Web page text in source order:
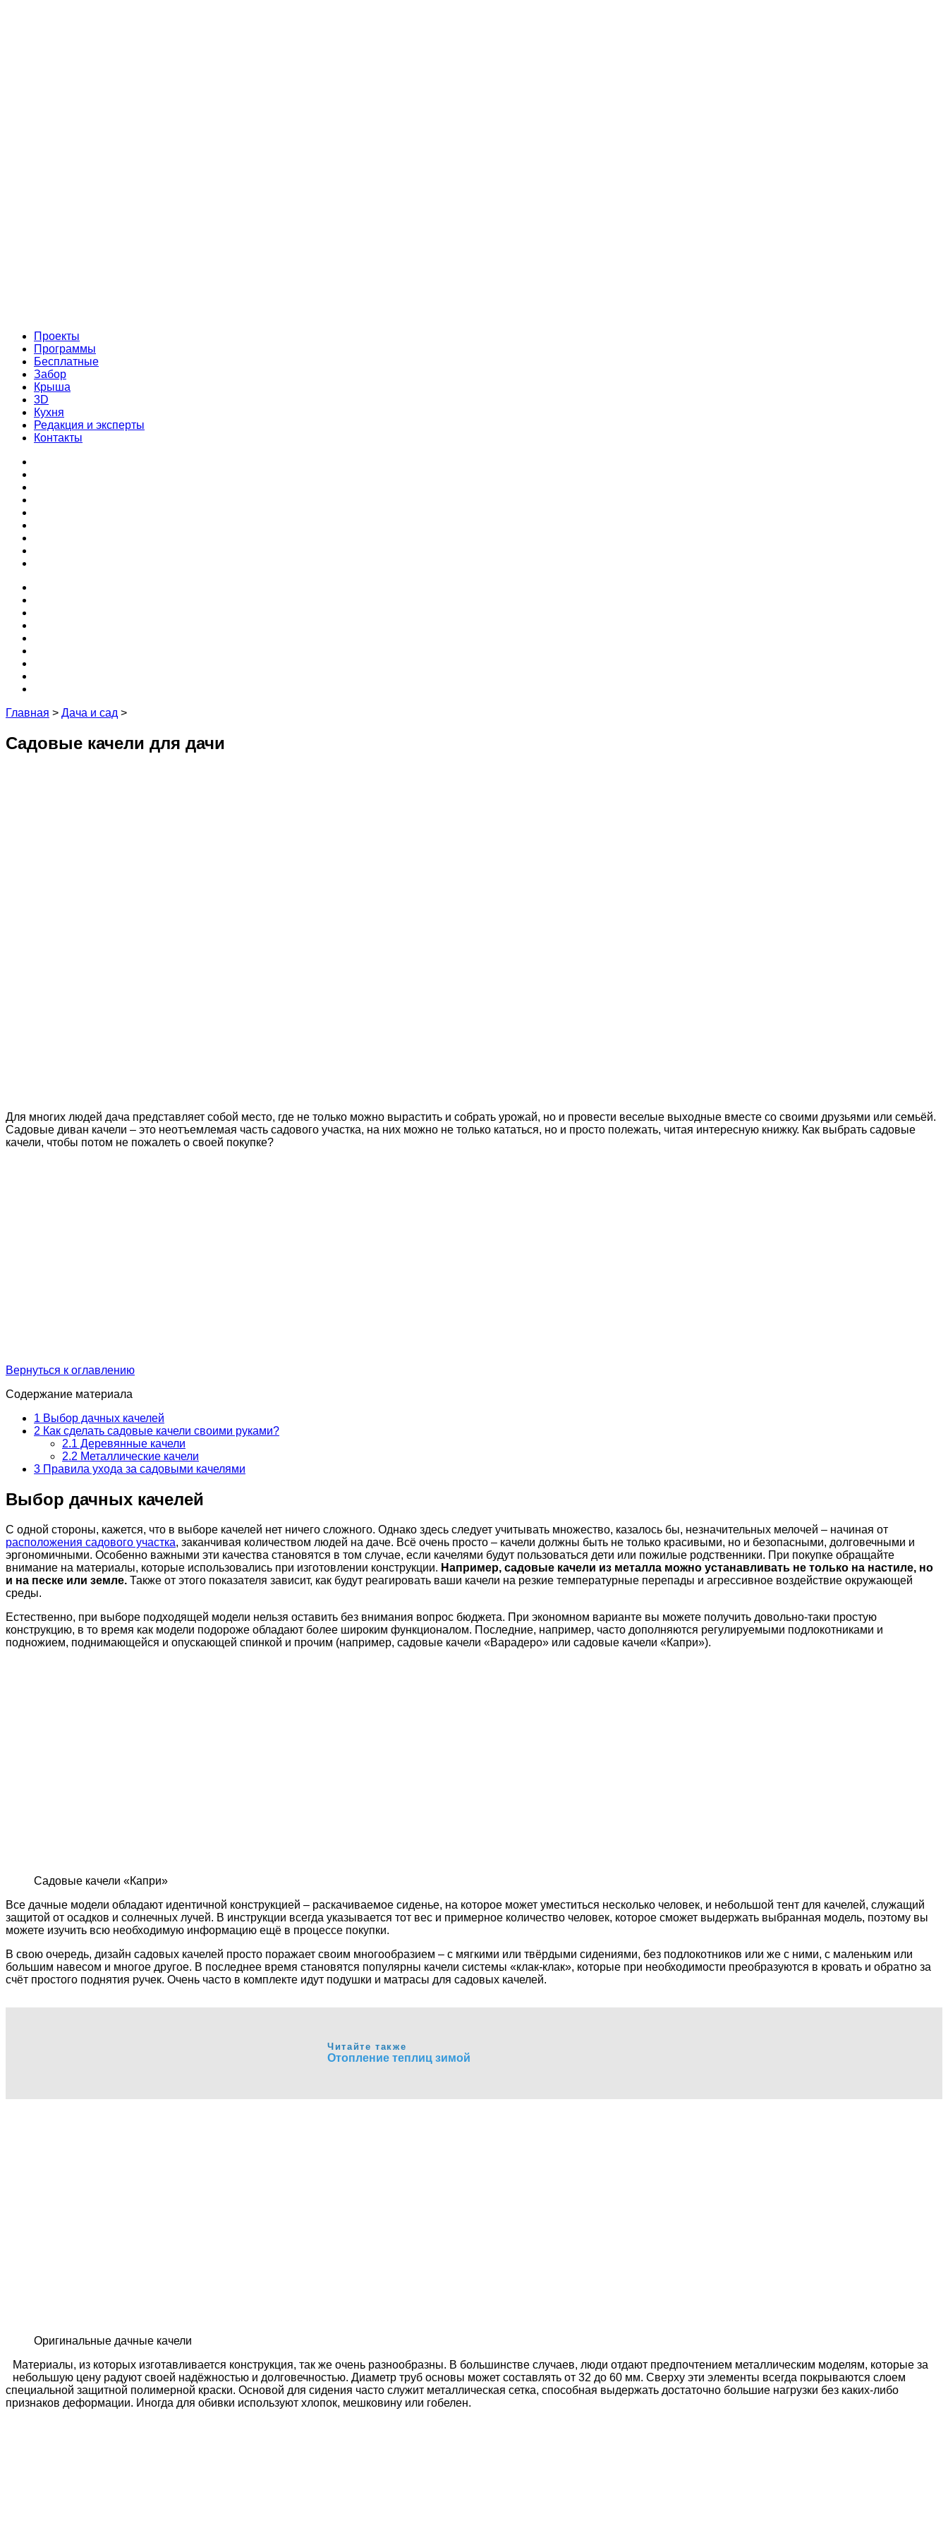
Проекты
Программы
Бесплатные
Забор
Крыша
3D
Кухня
Редакция и эксперты
Контакты
Главная > Дача и сад >
Садовые качели для дачи
Для многих людей дача представляет собой место, где не только можно вырастить и собрать урожай, но и провести веселые выходные вместе со своими друзьями или семьёй.
Садовые диван качели – это неотъемлемая часть садового участка, на них можно не только кататься, но и просто полежать, читая интересную книжку. Как выбрать садовые
качели, чтобы потом не пожалеть о своей покупке?
Вернуться к оглавлению
Содержание материала
1 Выбор дачных качелей
2 Как сделать садовые качели своими руками?
2.1 Деревянные качели
2.2 Металлические качели
3 Правила ухода за садовыми качелями
Выбор дачных качелей
С одной стороны, кажется, что в выборе качелей нет ничего сложного. Однако здесь следует учитывать множество, казалось бы, незначительных мелочей – начиная от
расположения садового участка, заканчивая количеством людей на даче. Всё очень просто – качели должны быть не только красивыми, но и безопасными, долговечными и
эргономичными. Особенно важными эти качества становятся в том случае, если качелями будут пользоваться дети или пожилые родственники. При покупке обращайте
внимание на материалы, которые использовались при изготовлении конструкции. Например, садовые качели из металла можно устанавливать не только на настиле, но
и на песке или земле. Также от этого показателя зависит, как будут реагировать ваши качели на резкие температурные перепады и агрессивное воздействие окружающей
среды.
Естественно, при выборе подходящей модели нельзя оставить без внимания вопрос бюджета. При экономном варианте вы можете получить довольно-таки простую
конструкцию, в то время как модели подороже обладают более широким функционалом. Последние, например, часто дополняются регулируемыми подлокотниками и
подножием, поднимающейся и опускающей спинкой и прочим (например, садовые качели «Варадеро» или садовые качели «Капри»).
Садовые качели «Капри»
Все дачные модели обладают идентичной конструкцией – раскачиваемое сиденье, на которое может уместиться несколько человек, и небольшой тент для качелей, служащий
защитой от осадков и солнечных лучей. В инструкции всегда указывается тот вес и примерное количество человек, которое сможет выдержать выбранная модель, поэтому вы
можете изучить всю необходимую информацию ещё в процессе покупки.
В свою очередь, дизайн садовых качелей просто поражает своим многообразием – с мягкими или твёрдыми сидениями, без подлокотников или же с ними, с маленьким или
большим навесом и многое другое. В последнее время становятся популярны качели системы «клак-клак», которые при необходимости преобразуются в кровать и обратно за
счёт простого поднятия ручек. Очень часто в комплекте идут подушки и матрасы для садовых качелей.
Читайте также
Отопление теплиц зимой
Оригинальные дачные качели
Материалы, из которых изготавливается конструкция, так же очень разнообразны. В большинстве случаев, люди отдают предпочтением металлическим моделям, которые за
небольшую цену радуют своей надёжностью и долговечностью. Диаметр труб основы может составлять от 32 до 60 мм. Сверху эти элементы всегда покрываются слоем
специальной защитной полимерной краски. Основой для сидения часто служит металлическая сетка, способная выдержать достаточно большие нагрузки без каких-либо
признаков деформации. Иногда для обивки используют хлопок, мешковину или гобелен.